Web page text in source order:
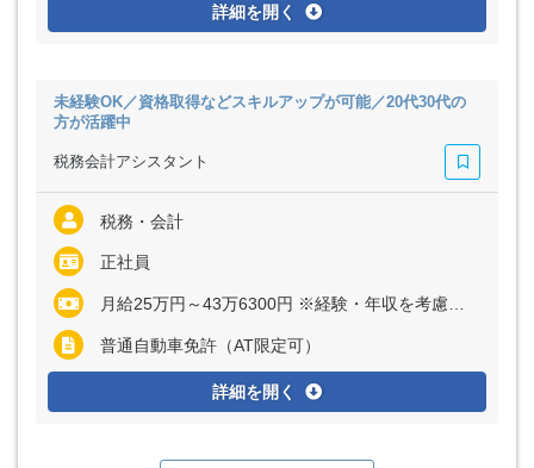
詳細を開く
未経験OK／資格取得などスキルアップが可能／20代30代の
方が活躍中
税務会計アシスタント
税務・会計
正社員
月給25万円～43万6300円 ※経験・年収を考慮します
普通自動車免許（AT限定可）
詳細を開く